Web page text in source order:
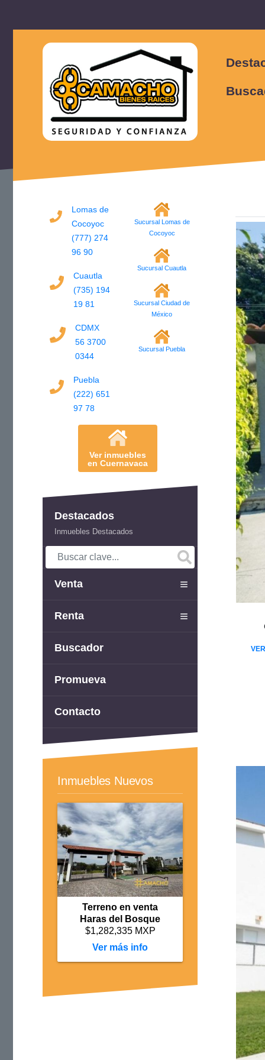
Lomas de
Cocoyoc
(777) 274
96 90
Cuautla
(735) 194
19 81
CDMX
56 3700
0344
Puebla
(222) 651
97 78
Sucursal Lomas de
Cocoyoc
Sucursal Cuautla
Sucursal Ciudad de
México
Sucursal Puebla
Ver inmuebles
en Cuernavaca
Destacados
Inmuebles Destacados
Venta
Renta
Buscador
Promueva
Contacto
Inmuebles Nuevos
Terreno en venta
Haras del Bosque
$1,282,335 MXP
más info